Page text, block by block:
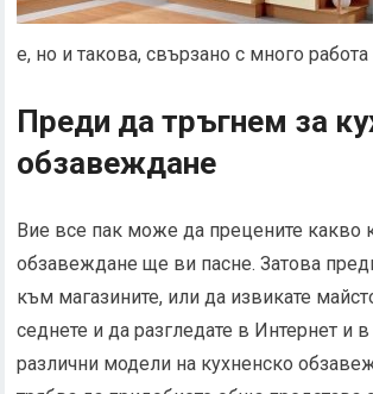
е, но и такова, свързано с много работа
Преди да тръгнем за
обзавеждане
Вие все пак може да прецените какво
обзавеждане ще ви пасне. Затова
към магазините, или да извикате
седнете и да разгледате в Интернет и в
различни модели на кухненско